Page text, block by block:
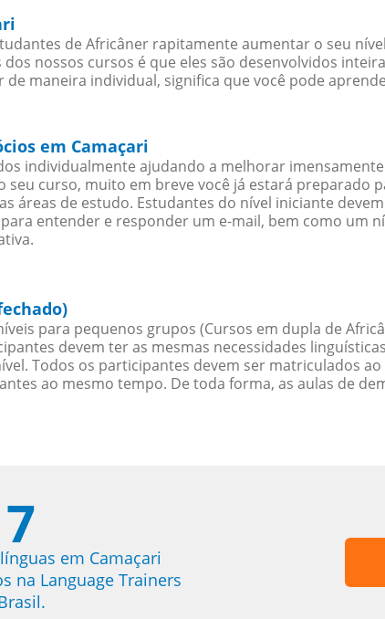
de Africâner rapitamente aumentar o seu
nossos cursos é que eles são desenvolvidos
maneira individual, significa que você pode
em Camaçari
individualmente ajudando a melhorar
seu curso, muito em breve você já estará preparado
áreas de estudo. Estudantes do nível iniciante
entender e responder um e-mail, bem como um
para pequenos grupos (Cursos em dupla de
devem ter as mesmas necessidades
Todos os participantes devem ser matriculados
ao mesmo tempo. De toda forma, as aulas de
7
em Camaçari
na Language Trainers